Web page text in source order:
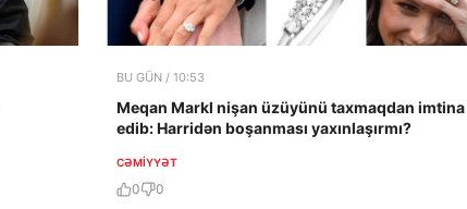
BU GÜN / 10:53
Meqan Markl nişan üzüyünü taxmaqdan imtina
edib: Harridən boşanması yaxınlaşırmı?
CƏMIYYƏT
0 0